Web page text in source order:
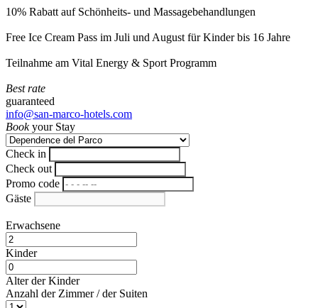
10% Rabatt auf Schönheits- und Massagebehandlungen
Free Ice Cream Pass im Juli und August für Kinder bis 16 Jahre
Teilnahme am Vital Energy & Sport Programm
Best rate
guaranteed
info@san-marco-hotels.com
Bookyour Stay
Check in
Check out
Promo code
Gäste
Erwachsene
Kinder
Alter der Kinder
Anzahl der Zimmer / der Suiten